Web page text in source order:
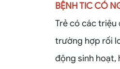
BỆNH TIC CÓ
Trẻ có các triệu
trường hợp rối
động sinh hoạt,